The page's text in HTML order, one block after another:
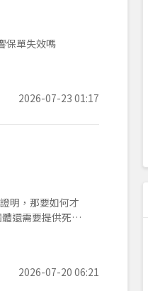
保單失效嗎
2026-07-23 01:17
明，那要如何才
2026-07-20 06:21